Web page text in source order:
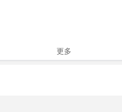
更多